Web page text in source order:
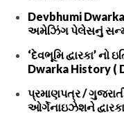
Devbhumi
અમેઝિંગ પેલેસનું
‘દેવભૂમિ દ્વારકા’
Dwarka History (
પ્રમાણપત્ર /
ઓર્ગેનાઇઝેશને